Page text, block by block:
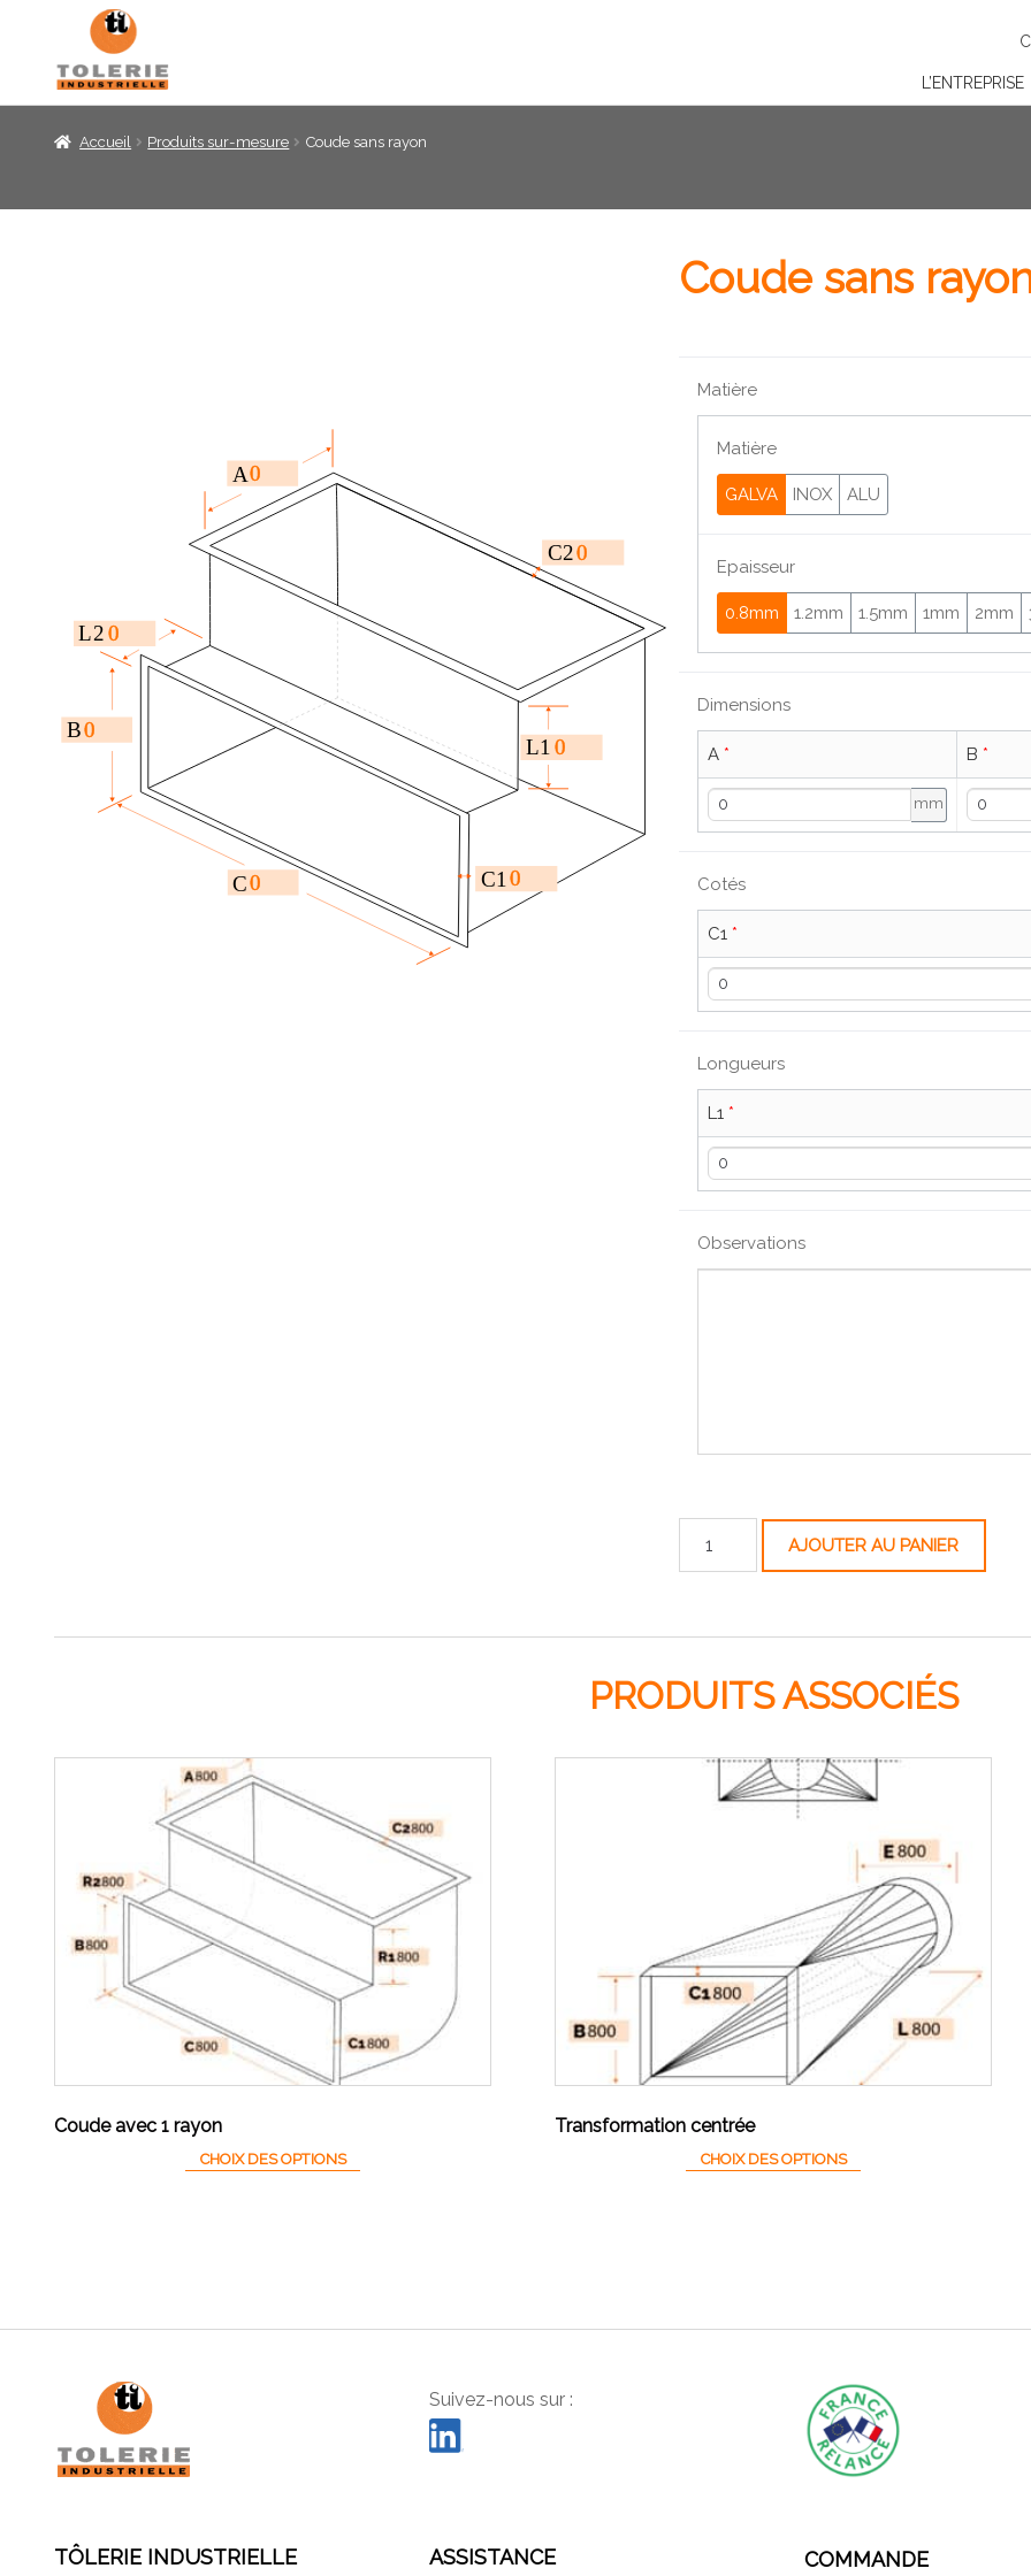
L’ENTREPRISE
Accueil Produits sur-mesure Coude sans rayon
A0
C0
B0
L10
C1 0
C20
L20
Coude sans
Matière
Matière
GALVA INOX ALU
Epaisseur
0.8mm 1.2mm 1.5mm 1mm 2mm
Dimensions
A * B *
mm
Cotés
C1 *
Longueurs
L1 *
Observations
AJOUTER AU PANIER
PRODUITS ASSOCIÉS
Coude avec 1 rayon
CHOIX DES OPTIONS
Transformation centrée
CHOIX DES OPTIONS
TÔLERIE INDUSTRIELLE
Suivez-nous sur :
ASSISTANCE COMMANDE
Panneau de gestion des cookies